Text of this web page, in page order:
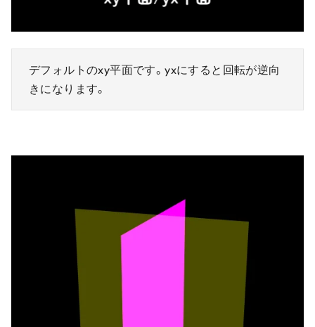
デフォルトのxy平面です。yxにすると回転が逆向
きになります。